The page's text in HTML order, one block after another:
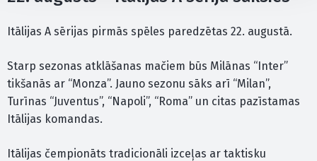
Itālijas A sērijas pirmās spēles paredzētas 22. augustā.
Starp sezonas atklāšanas mačiem būs Milānas “Inter”
tikšanās ar “Monza”. Jauno sezonu sāks arī “Milan”,
Turīnas “Juventus”, “Napoli”, “Roma” un citas pazīstamas
Itālijas komandas.
Itālijas čempionāts tradicionāli izceļas ar taktisku